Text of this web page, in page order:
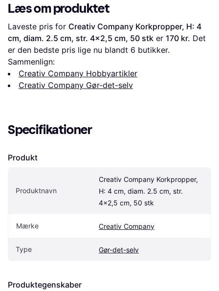
Læs om produktet
Laveste pris for Creativ Company Korkpropper, H: 4
cm, diam. 2.5 cm, str. 4x2,5 cm, 50 stk er 170 kr. Det
er den bedste pris lige nu blandt 6 butikker.
Sammenlign:
Creativ Company Hobbyartikler
Creativ Company Gør-det-selv
Specifikationer
Produkt
Produktnavn
Creativ Company Korkpropper,
H: 4 cm, diam. 2.5 cm, str.
4x2,5 cm, 50 stk
Mærke Creativ Company
Type Gør-det-selv
Produktegenskaber